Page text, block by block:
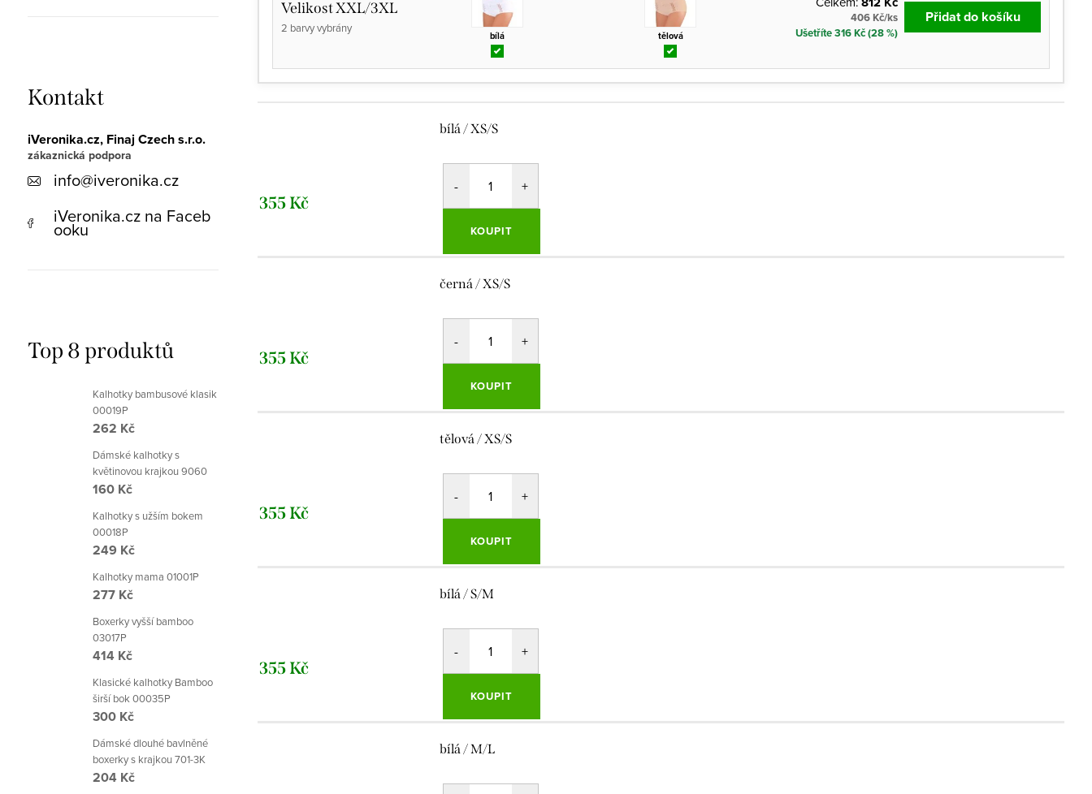
Kontakt
iVeronika.cz, Finaj Czech s.r.o.
info@iveronika.cz
iVeronika.cz na Faceb
ooku
Top 8 produktů
Kalhotky bambusové klasik
00019P
262 Kč
Dámské kalhotky s
květinovou krajkou 9060
160 Kč
Kalhotky s užším bokem
00018P
249 Kč
Kalhotky mama 01001P
277 Kč
Boxerky vyšší bamboo
03017P
414 Kč
Klasické kalhotky Bamboo
širší bok 00035P
300 Kč
Dámské dlouhé bavlněné
boxerky s krajkou 701-3K
204 Kč
Velikost XXL/3XL
2 barvy vybrány
bílá tělová
406 Kč/ks
Ušetříte 316 Kč (28 %)
Přidat do košíku
bílá / XS/S
355 Kč
KOUPIT
černá / XS/S
355 Kč
KOUPIT
tělová / XS/S
355 Kč
KOUPIT
bílá / S/M
355 Kč
KOUPIT
bílá / M/L